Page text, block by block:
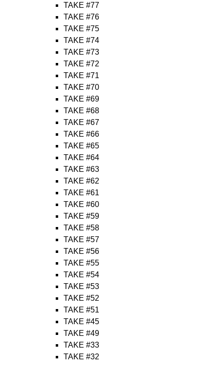
TAKE #77
TAKE #76
TAKE #75
TAKE #74
TAKE #73
TAKE #72
TAKE #71
TAKE #70
TAKE #69
TAKE #68
TAKE #67
TAKE #66
TAKE #65
TAKE #64
TAKE #63
TAKE #62
TAKE #61
TAKE #60
TAKE #59
TAKE #58
TAKE #57
TAKE #56
TAKE #55
TAKE #54
TAKE #53
TAKE #52
TAKE #51
TAKE #45
TAKE #49
TAKE #33
TAKE #32